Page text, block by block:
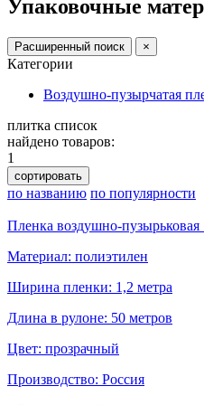
Упаковочные
Расширенный поиск ×
Категории
Воздушно-пузырчатая
плитка список
найдено товаров:
1
сортировать
по названию по популярности
Пленка воздушно-
Материал: полиэтилен
Ширина пленки: 1,2 метра
Длина в рулоне: 50 метров
Цвет: прозрачный
Производство: Россия